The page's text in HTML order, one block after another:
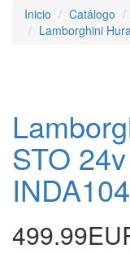
Inicio Catálogo
Lamborghini
STO